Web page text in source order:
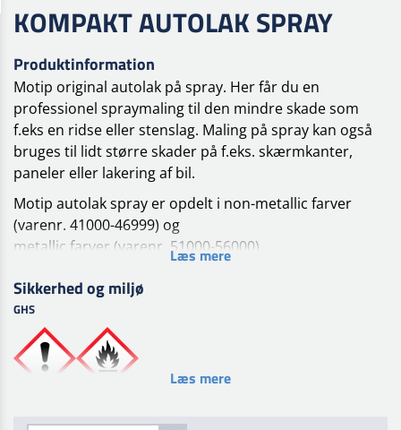
KOMPAKT AUTOLAK SPRAY
Produktinformation
Motip original autolak på spray. Her får du en
professionel spraymaling til den mindre skade som
f.eks en ridse eller stenslag. Maling på spray kan også
bruges til lidt større skader på f.eks. skærmkanter,
paneler eller lakering af bil.
Motip autolak spray er opdelt i non-metallic farver
(varenr. 41000-46999) og
metallic farver (varenr. 51000-56000).
Overfladen skal være ren, tør og fri for fedt. Fjern løs
gammel lak, rust og slib
overflade. Påfør et lag MoTip primer egnet til
overfladen. Efter tørring slibes bundlaget (korn 600).
Læs mere
Sikkerhed og miljø
GHS
Læs mere